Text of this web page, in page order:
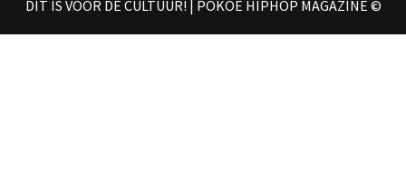
DIT IS VOOR DE CULTUUR! | POKOE HIPHOP MAGAZINE ©